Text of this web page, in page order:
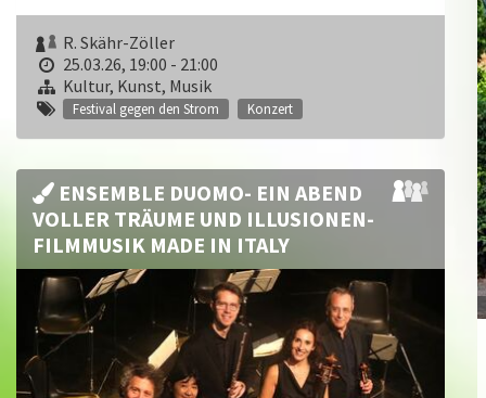
R. Skähr-Zöller
25.03.26, 19:00 - 21:00
Kultur, Kunst, Musik
Festival gegen den Strom Konzert
ENSEMBLE DUOMO- EIN ABEND
VOLLER TRÄUME UND ILLUSIONEN-
FILMMUSIK MADE IN ITALY